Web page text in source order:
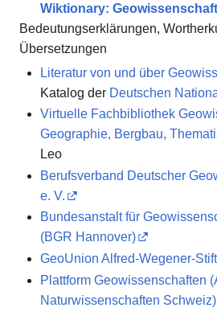
Wiktionary: Geowissenschaft
Bedeutungserklärungen,
Übersetzungen
Literatur von und über
Katalog der Deutschen
Virtuelle Fachbibliothek
Geographie, Bergbau,
Leo
Berufsverband Deutscher
e. V.
Bundesanstalt für
(BGR Hannover)
GeoUnion Alfred-Wegener-
Plattform Geowissenschaften
Naturwissenschaften Schweiz)